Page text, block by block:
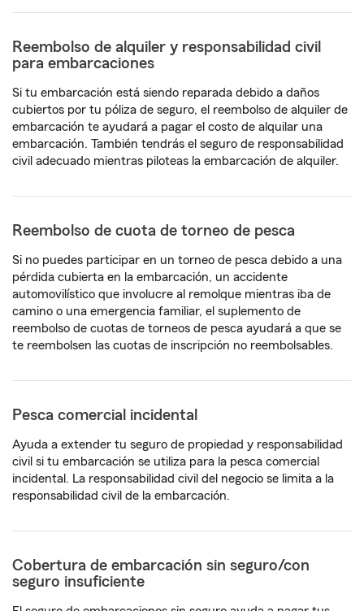
Reembolso de alquiler y responsabilidad civil
para embarcaciones
Si tu embarcación está siendo reparada debido a daños
cubiertos por tu póliza de seguro, el reembolso de alquiler de
embarcación te ayudará a pagar el costo de alquilar una
embarcación. También tendrás el seguro de responsabilidad
civil adecuado mientras piloteas la embarcación de alquiler.
Reembolso de cuota de torneo de pesca
Si no puedes participar en un torneo de pesca debido a una
pérdida cubierta en la embarcación, un accidente
automovilístico que involucre al remolque mientras iba de
camino o una emergencia familiar, el suplemento de
reembolso de cuotas de torneos de pesca ayudará a que se
te reembolsen las cuotas de inscripción no reembolsables.
Pesca comercial incidental
Ayuda a extender tu seguro de propiedad y responsabilidad
civil si tu embarcación se utiliza para la pesca comercial
incidental. La responsabilidad civil del negocio se limita a la
responsabilidad civil de la embarcación.
Cobertura de embarcación sin seguro/con
seguro insuficiente